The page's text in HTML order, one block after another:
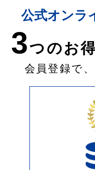
公式オンラ
3つのお
会員登録で